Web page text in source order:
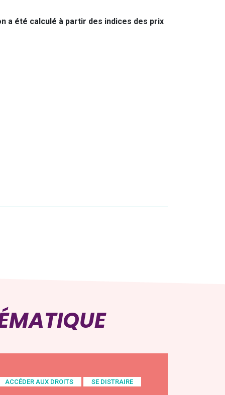
a été calculé à partir des indices des prix
ACCÉDER AUX DROITS SE DISTRAIRE